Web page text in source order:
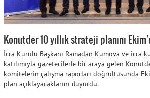
Konutder 10 yıllık strateji planını
İcra Kurulu Başkanı Ramadan Kumova ve icra
katılımıyla gazetecilerle bir araya gelen
komitelerin çalışma raporları doğrultusunda
plan açıklayacaklarını duyurdu.